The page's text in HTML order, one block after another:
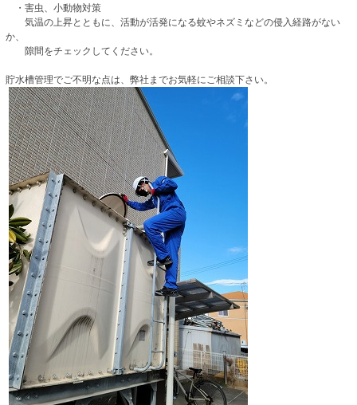
・害虫、小動物対策
気温の上昇とともに、活動が活発になる蚊やネズミなどの侵入経路がない
か、
隙間をチェックしてください。
貯水槽管理でご不明な点は、弊社までお気軽にご相談下さい。